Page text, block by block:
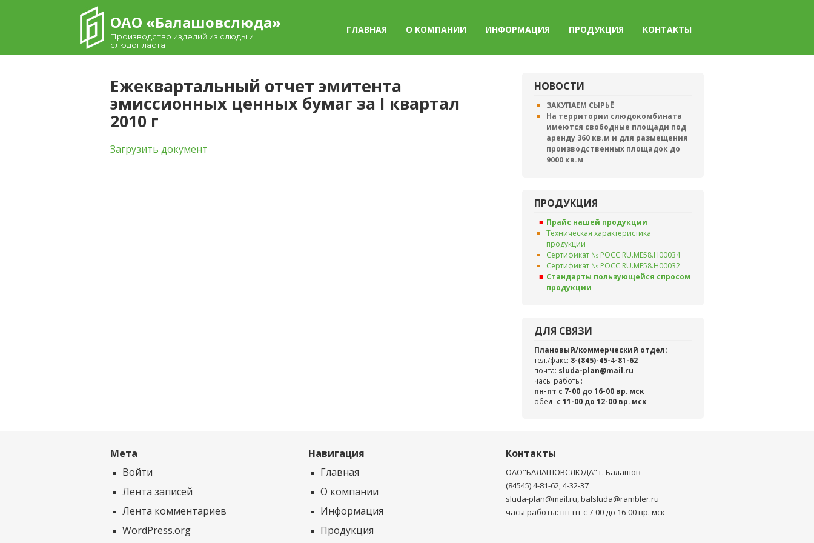
ОАО «Балашовcлюда»
Производство изделий из слюды и
слюдопласта
ГЛАВНАЯ О КОМПАНИИ ИНФОРМАЦИЯ ПРОДУКЦИЯ КОНТАКТЫ
Ежеквартальный отчет эмитента
эмиссионных ценных бумаг за I квартал
2010 г
Загрузить документ
НОВОСТИ
ЗАКУПАЕМ СЫРЬЁ
На территории слюдокомбината
имеются свободные площади под
аренду 360 кв.м и для размещения
производственных площадок до
9000 кв.м
ПРОДУКЦИЯ
Прайс нашей продукции
Техническая характеристика
продукции
Сертификат № РОСС RU.ME58.H00034
Сертификат № РОСС RU.ME58.H00032
Стандарты пользующейся спросом
продукции
ДЛЯ СВЯЗИ
Плановый/коммерческий отдел:
тел./факс: 8-(845)-45-4-81-62
почта: sluda-plan@mail.ru
часы работы:
пн-пт с 7-00 до 16-00 вр. мск
обед: c 11-00 до 12-00 вр. мск
Мета
Войти
Лента записей
Лента комментариев
WordPress.org
Навигация
Главная
О компании
Информация
Продукция
Контакты
ОАО"БАЛАШОВСЛЮДА" г. Балашов
(84545) 4-81-62, 4-32-37
sluda-plan@mail.ru, balsluda@rambler.ru
часы работы: пн-пт с 7-00 до 16-00 вр. мск